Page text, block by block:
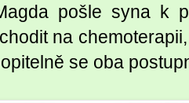
pošle syna k
na
se oba